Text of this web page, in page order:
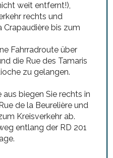
weit entfernt!),
rechts und
Crapaudière bis zum
Fahrradroute über
die Rue des Tamaris
zu gelangen.
biegen Sie rechts in
de la Beurelière und
Kreisverkehr ab.
entlang der RD 201